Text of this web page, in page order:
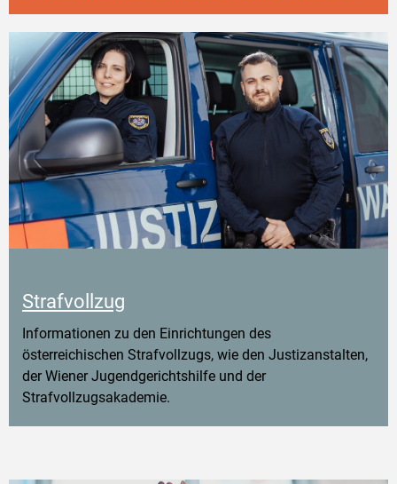
Strafvollzug
Informationen zu den Einrichtungen des
österreichischen Strafvollzugs, wie den Justizanstalten,
der Wiener Jugendgerichtshilfe und der
Strafvollzugsakademie.